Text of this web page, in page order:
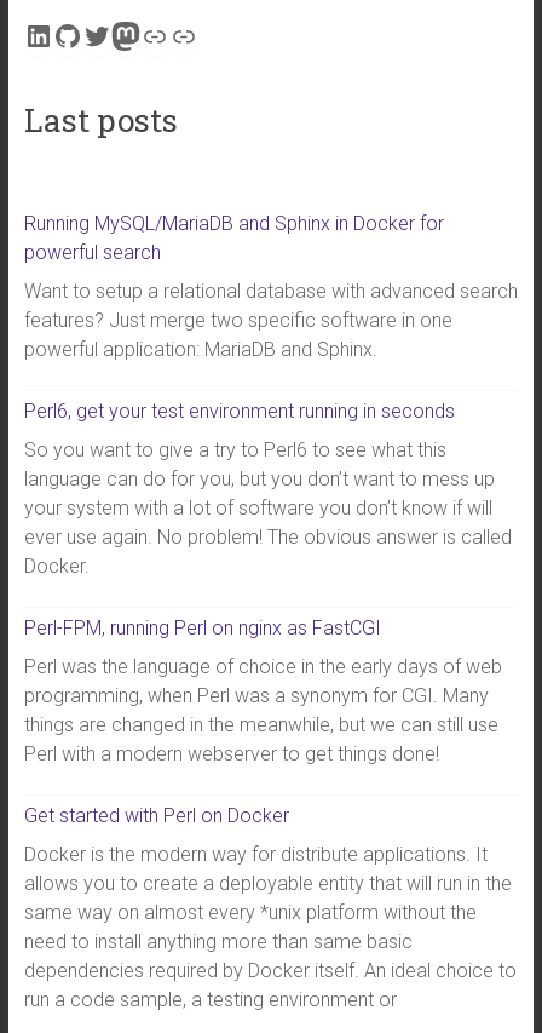
LinkedIn
GitHub
Twitter
Mastodon
LinkLink
Last posts
Running MySQL/MariaDB and Sphinx in Docker for
powerful search
Want to setup a relational database with advanced search
features? Just merge two specific software in one
powerful application: MariaDB and Sphinx.
Perl6, get your test environment running in seconds
So you want to give a try to Perl6 to see what this
language can do for you, but you don’t want to mess up
your system with a lot of software you don’t know if will
ever use again. No problem! The obvious answer is called
Docker.
Perl-FPM, running Perl on nginx as FastCGI
Perl was the language of choice in the early days of web
programming, when Perl was a synonym for CGI. Many
things are changed in the meanwhile, but we can still use
Perl with a modern webserver to get things done!
Get started with Perl on Docker
Docker is the modern way for distribute applications. It
allows you to create a deployable entity that will run in the
same way on almost every *unix platform without the
need to install anything more than same basic
dependencies required by Docker itself. An ideal choice to
run a code sample, a testing environment or